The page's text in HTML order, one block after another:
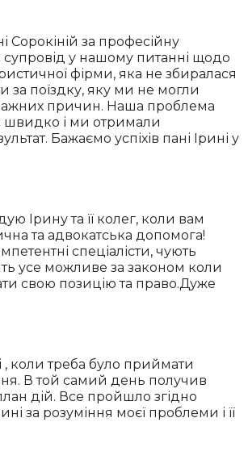
Сорокіній за професійну
супровід у нашому питанні щодо
фірми, яка не збиралася
за поїздку, яку ми не могли
причин. Наша проблема
швидко і ми отримали
Бажаємо успіхів пані Ірині у
Ірину та її колег, коли вам
та адвокатська допомога!
спеціалісти, чують
усе можливе за законом коли
свою позицію та право.Дуже
, коли треба було приймати
В той самий день получив
дій. Все пройшло згідно
за розуміння моєї проблеми і її